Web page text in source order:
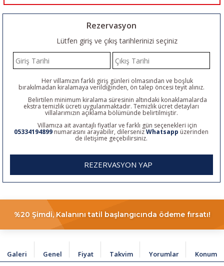
Rezervasyon
Lütfen giriş ve çıkış tarihlerinizi seçiniz
Her villamızın farklı giriş günleri olmasından ve boşluk
bırakılmadan kiralamaya verildiğinden, ön talep öncesi teyit alınız.
Belirtilen minimum kiralama süresinin altındaki konaklamalarda
ekstra temizlik ücreti uygulanmaktadır. Temizlik ücret detayları
villalarımızın açıklama bölümünde belirtilmiştir.
Villamıza ait avantajlı fiyatlar ve farklı gün seçenekleri için
05334194899 numarasını arayabilir, dilersenizWhatsapp üzerinden
de iletişime geçebilirsiniz.
REZERVASYON YAP
%20 Şimdi, Kalanını tatil başlangıcında ödeme fırsatı!
Galeri Genel Fiyat Takvim Yorumlar Konum